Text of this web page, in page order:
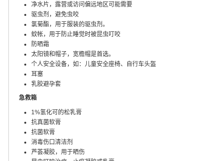
净水片，露营或访问偏远地区可能需要
驱虫剂，避免虫咬
氯菊酯，用于服装的驱虫剂。
蚊帐，用于防止睡觉时被昆虫叮咬
防晒霜
太阳镜和帽子，宽檐帽是首选。
个人安全设备，如：儿童安全座椅、自行车头盔
耳塞
乳胶避孕套
急救箱
1%氢化可的松乳膏
抗真菌软膏
抗菌软膏
消毒伤口清洁剂
芦荟凝胶，用于晒伤